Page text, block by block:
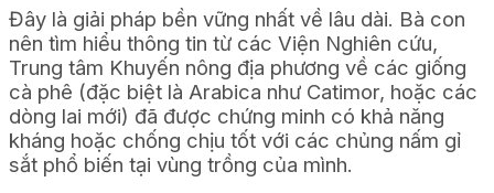
Đây là giải pháp bền vững nhất về lâu dài. Bà con
nên tìm hiểu thông tin từ các Viện Nghiên cứu,
Trung tâm Khuyến nông địa phương về các giống
cà phê (đặc biệt là Arabica như Catimor, hoặc các
dòng lai mới) đã được chứng minh có khả năng
kháng hoặc chống chịu tốt với các chủng nấm gỉ
sắt phổ biến tại vùng trồng của mình.